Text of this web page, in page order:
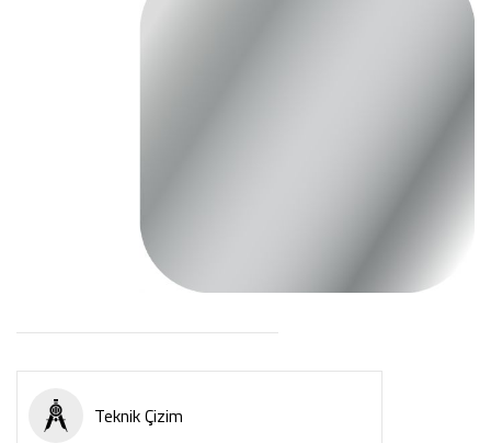
Teknik Çizim